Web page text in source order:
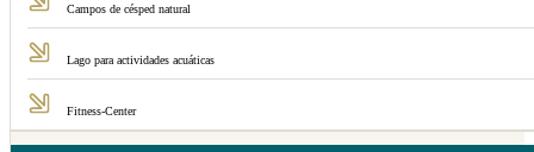
Campos de césped natural
Lago para actividades acuáticas
Fitness-Center